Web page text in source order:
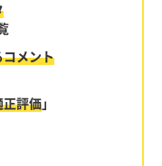
メント
正評価」